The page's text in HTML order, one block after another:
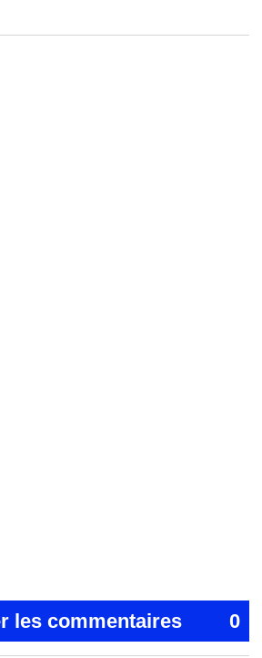
les commentaires 0